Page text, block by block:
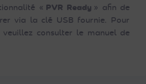
« PVR Ready » afin de
via la clé USB fournie. Pour
veuillez consulter le manuel de